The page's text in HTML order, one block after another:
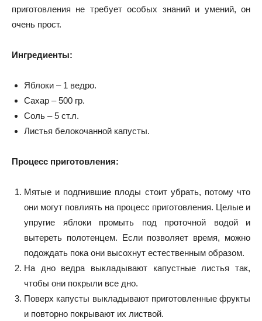
приготовления не требует особых знаний и умений, он
очень прост.
Ингредиенты:
Яблоки – 1 ведро.
Сахар – 500 гр.
Соль – 5 ст.л.
Листья белокочанной капусты.
Процесс приготовления:
Мятые и подгнившие плоды стоит убрать, потому что
они могут повлиять на процесс приготовления. Целые и
упругие яблоки промыть под проточной водой и
вытереть полотенцем. Если позволяет время, можно
подождать пока они высохнут естественным образом.
На дно ведра выкладывают капустные листья так,
чтобы они покрыли все дно.
Поверх капусты выкладывают приготовленные фрукты
и повторно покрывают их листвой.